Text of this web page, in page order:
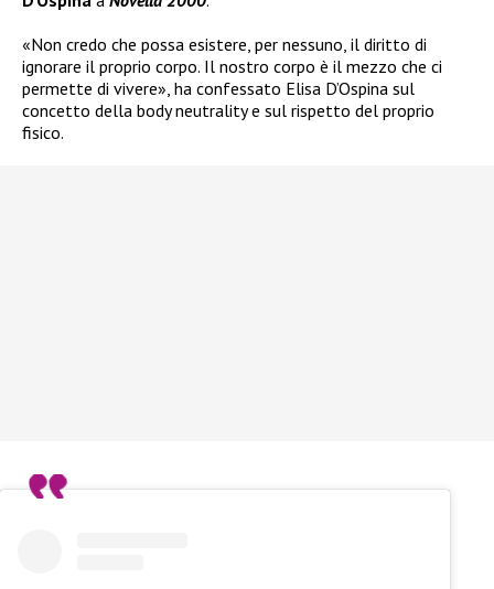
«Non credo che possa esistere, per nessuno, il diritto di
ignorare il proprio corpo. Il nostro corpo è il mezzo che ci
permette di vivere», ha confessato Elisa D’Ospina sul
concetto della body neutrality e sul rispetto del proprio
fisico.